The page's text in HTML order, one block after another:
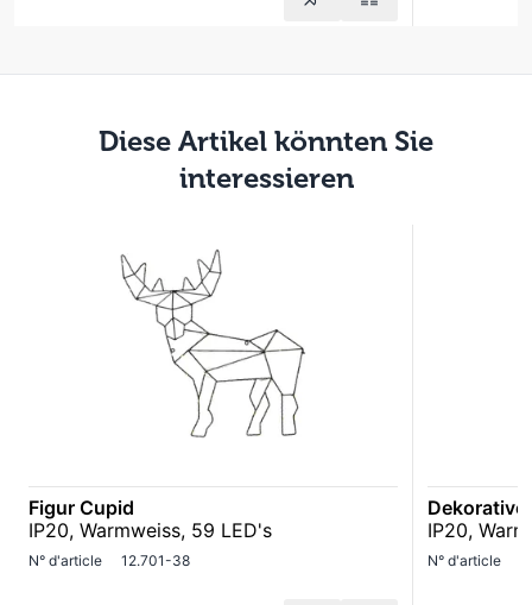
Diese Artikel könnten Sie
interessieren
Figur Cupid
IP20, Warmweiss, 59 LED's
N° d'article 12.701-38
IP20,
N° d'article